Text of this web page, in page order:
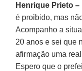
Henrique Prieto –
é proibido, mas
Acompanho a
20 anos e sei que
afirmação uma
Espero que o